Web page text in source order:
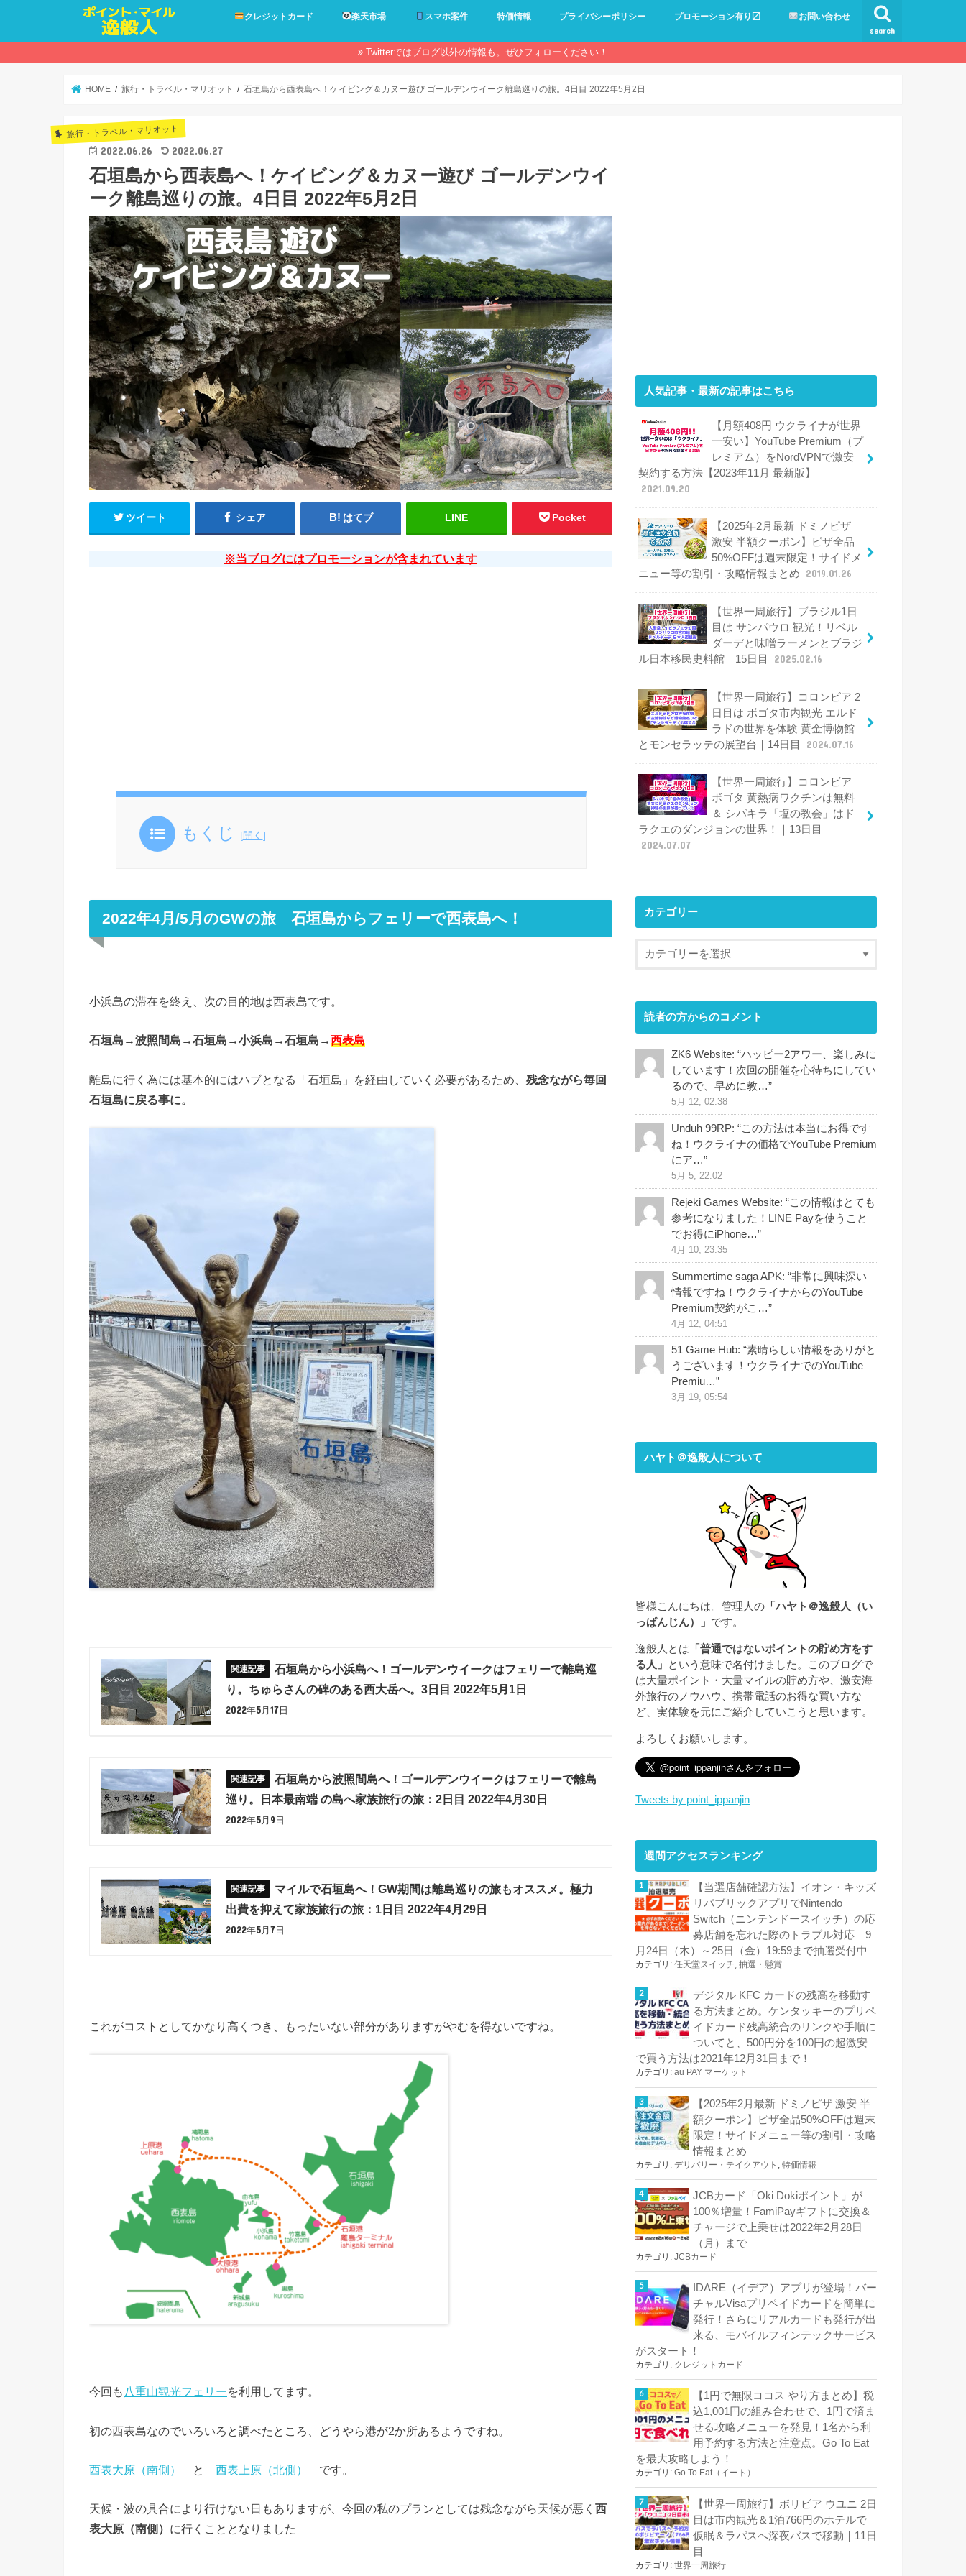
search
クレジットカード 楽天市場 スマホ案件 特価情報 プライバシーポリシー プロモーション有り〼 お問い合わせ
Twitterではブログ以外の情報も。ぜひフォローください！
HOME 旅行・トラベル・マリオット 石垣島から西表島へ！ケイビング＆カヌー遊び ゴールデンウイーク離島巡りの旅。4日目 2022年5月2日
旅行・トラベル・マリオット
2022.06.26 2022.06.27
石垣島から西表島へ！ケイビング＆カヌー遊び ゴールデンウイ
ーク離島巡りの旅。4日目 2022年5月2日
ツイート シェア はてブ LINE Pocket
※当ブログにはプロモーションが含まれています
もくじ [開く ]
2022年4月/5月のGWの旅 石垣島からフェリーで西表島へ！
小浜島の滞在を終え、次の目的地は西表島です。
石垣島→波照間島→石垣島→小浜島→石垣島→西表島
離島に行く為には基本的にはハブとなる「石垣島」を経由していく必要があるため、 残念ながら毎回
石垣島に戻る事に。
石垣島から小浜島へ！ゴールデンウイークはフェリーで離島巡
り。ちゅらさんの碑のある西大岳へ。3日目 2022年5月1日
2022年5月17日
石垣島から波照間島へ！ゴールデンウイークはフェリーで離島
巡り。日本最南端 の島へ家族旅行の旅：2日目 2022年4月30日
2022年5月9日
マイルで石垣島へ！GW期間は離島巡りの旅もオススメ。極力
出費を抑えて家族旅行の旅：1日目 2022年4月29日
2022年5月7日
これがコストとしてかなり高くつき、もったいない部分がありますがやむを得ないですね。
今回も 八重山観光フェリーを利用してます。
初の西表島なのでいろいろと調べたところ、どうやら港が2か所あるようですね。
西表大原（南側） と 西表上原（北側） です。
天候・波の具合により行けない日もありますが、今回の私のプランとしては残念ながら天候が悪く 西
表大原（南側） に行くこととなりました
人気記事・最新の記事はこちら
【月額408円 ウクライナが世界
一安い】YouTube Premium（プ
レミアム）をNordVPNで激安
契約する方法【2023年11月 最新版】
2021.09.20
【2025年2月最新 ドミノピザ
激安 半額クーポン】ピザ全品
50%OFFは週末限定！サイドメ
ニュー等の割引・攻略情報まとめ
2019.01.26
【世界一周旅行】ブラジル1日
目は サンパウロ 観光！リベル
ダーデと味噌ラーメンとブラジ
ル日本移民史料館｜15日目
2025.02.16
【世界一周旅行】コロンビア 2
日目は ボゴタ市内観光 エルド
ラドの世界を体験 黄金博物館
とモンセラッテの展望台｜14日目
2024.07.16
【世界一周旅行】コロンビア
ボゴタ 黄熱病ワクチンは無料
＆ シパキラ「塩の教会」はド
ラクエのダンジョンの世界！｜13日目
2024.07.07
カテゴリー
読者の方からのコメント
ZK6 Website: “ハッピー2アワー、楽しみに
しています！次回の開催を心待ちにしてい
るので、早めに教…”
5月 12, 02:38
Unduh 99RP: “この方法は本当にお得です
ね！ウクライナの価格でYouTube Premium
にア…”
5月 5, 22:02
Rejeki Games Website: “この情報はとても
参考になりました！LINE Payを使うこと
でお得にiPhone…”
4月 10, 23:35
Summertime saga APK: “非常に興味深い
情報ですね！ウクライナからのYouTube
Premium契約がこ…”
4月 12, 04:51
51 Game Hub: “素晴らしい情報をありがと
うございます！ウクライナでのYouTube
Premiu…”
3月 19, 05:54
ハヤト＠逸般人について
皆様こんにちは。管理人の 「ハヤト＠逸般人（い
っぱんじん）」 です。
逸般人とは 「普通ではないポイントの貯め方をす
る人」
という意味で名付けました。このブログで
は大量ポイント・大量マイルの貯め方や、激安海
外旅行のノウハウ、携帯電話のお得な買い方な
ど、実体験を元にご紹介していこうと思います。
よろしくお願いします。
Tweets by point_ippanjin
週間アクセスランキング
【当選店舗確認方法】イオン・キッズ
リパブリックアプリでNintendo
Switch（ニンテンドースイッチ）の応
募店舗を忘れた際のトラブル対応｜9
月24日（木）～25日（金）19:59まで抽選受付中
カテゴリ: 任天堂スイッチ, 抽選・懸賞
デジタル KFC カードの残高を移動す
る方法まとめ。ケンタッキーのプリペ
イドカード残高統合のリンクや手順に
ついてと、500円分を100円の超激安
で買う方法は2021年12月31日まで！
カテゴリ: au PAY マーケット
【2025年2月最新 ドミノピザ 激安 半
額クーポン】ピザ全品50%OFFは週末
限定！サイドメニュー等の割引・攻略
情報まとめ
カテゴリ: デリバリー・テイクアウト 特価情報
JCBカード「Oki Dokiポイント」が
100％増量！FamiPayギフトに交換＆
チャージで上乗せは2022年2月28日
（月）まで
カテゴリ: JCBカード
IDARE（イデア）アプリが登場！バー
チャルVisaプリペイドカードを簡単に
発行！さらにリアルカードも発行が出
来る、モバイルフィンテックサービス
がスタート！
カテゴリ: クレジットカード
【1円で無限ココス やり方まとめ】税
込1,001円の組み合わせで、1円で済ま
せる攻略メニューを発見！1名から利
用予約する方法と注意点。Go To Eat
を最大攻略しよう！
カテゴリ: Go To Eat（イート）
【世界一周旅行】ボリビア ウユニ 2日
目は市内観光＆1泊766円のホテルで
仮眠＆ラパスへ深夜バスで移動｜11日
目
カテゴリ: 世界一周旅行